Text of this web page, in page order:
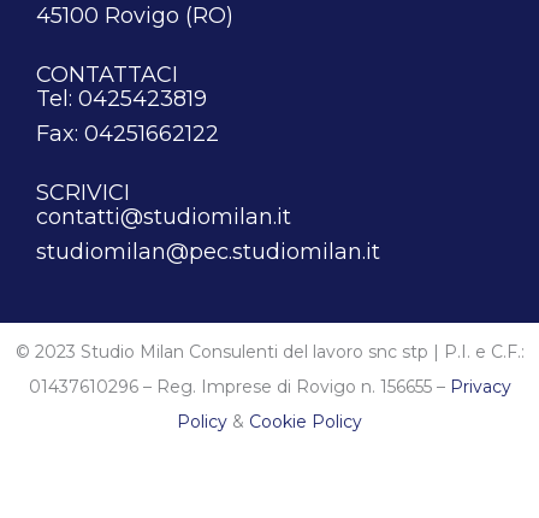
45100 Rovigo (RO)
CONTATTACI
Tel: 0425423819
Fax: 04251662122
SCRIVICI
contatti@studiomilan.it
studiomilan@pec.studiomilan.it
© 2023 Studio Milan Consulenti del lavoro snc stp | P.I. e C.F.:
01437610296 – Reg. Imprese di Rovigo n. 156655 – Privacy
Policy & Cookie Policy